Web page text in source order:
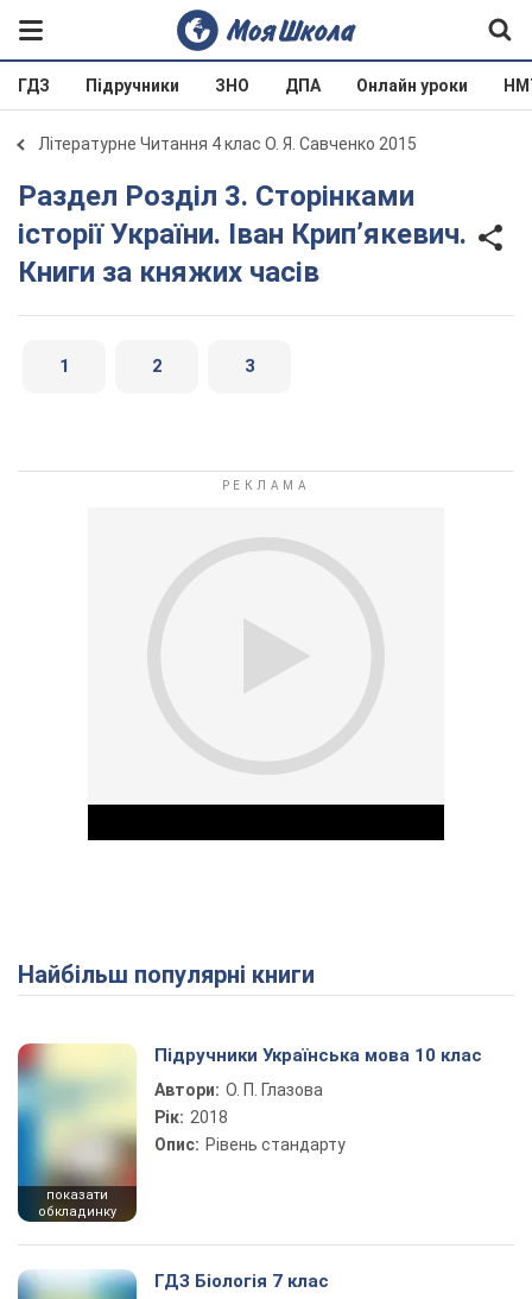
ГДЗ Підручники ЗНО ДПА Онлайн уроки
Літературне Читання 4 клас О. Я. Савченко 2015
Раздел Розділ 3. Сторінками
історії України. Іван Крип’якевич.
Книги за княжих часів
1 2 3
Play Video
Найбільш популярні книги
показати
обкладинку
Підручники Українська мова 10 клас
Автори: О. П. Глазова
Рік: 2018
Опис: Рівень стандарту
ГДЗ Біологія 7 клас